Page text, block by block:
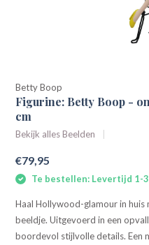
Betty Boop
Figurine: Betty Boop -
cm
Bekijk alles Beelden
€79,95
Te bestellen: Levertijd 1-
Haal Hollywood-glamour in
beeldje. Uitgevoerd in een
boordevol stijlvolle details. Een